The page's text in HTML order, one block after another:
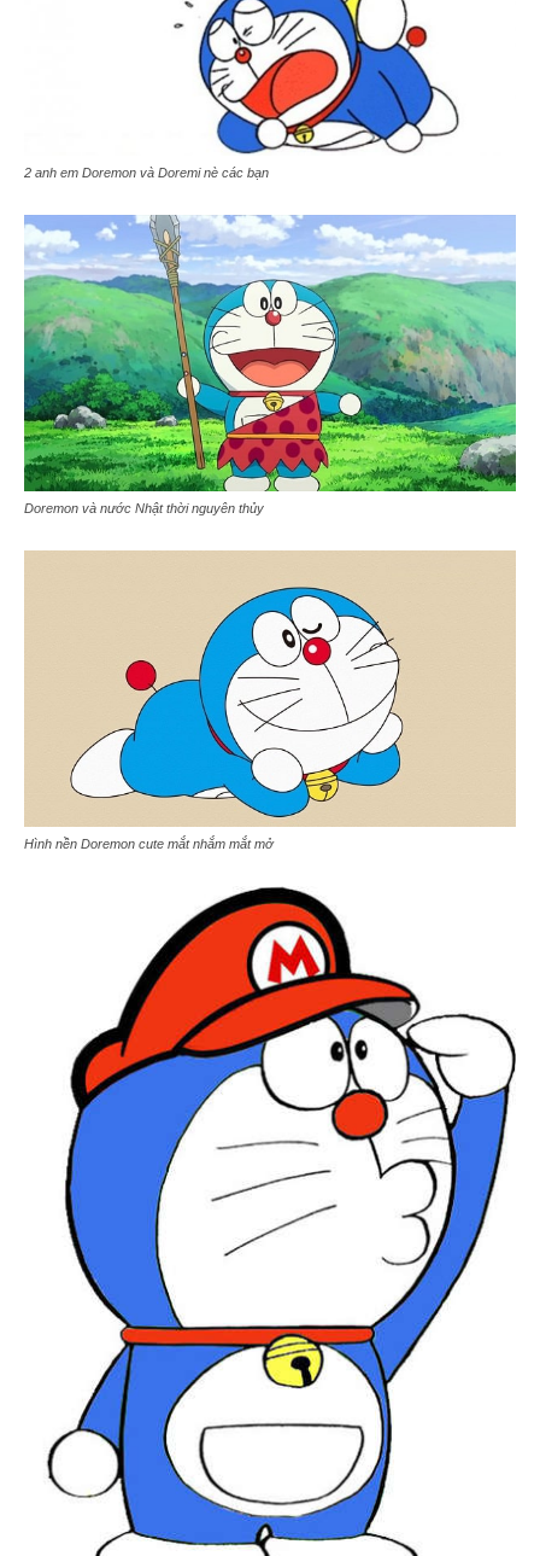
2 anh em Doremon và Doremi nè các bạn
Doremon và nước Nhật thời nguyên thủy
Hình nền Doremon cute mắt nhắm mắt mở